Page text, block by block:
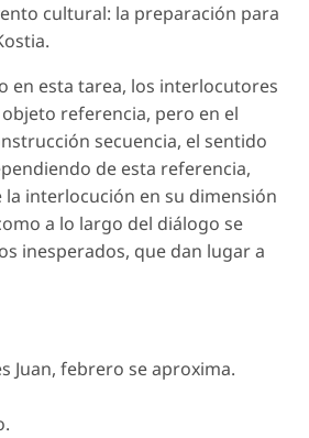
cultural: la preparación para
en esta tarea, los interlocutores
referencia, pero en el
secuencia, el sentido
de esta referencia,
interlocución en su dimensión
a lo largo del diálogo se
inesperados, que dan lugar a
Juan, febrero se aproxima.